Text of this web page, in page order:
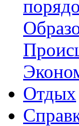
Отдых